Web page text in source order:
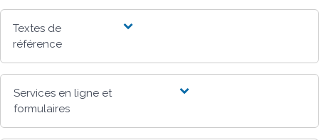
Textes de
référence
Services en ligne et
formulaires